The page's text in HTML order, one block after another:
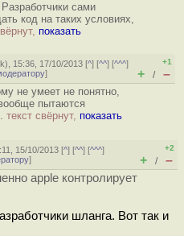
сами
код на таких условиях,
показать
), 15:36, 17/10/2013 [^] [^^] [^^^]
]
+1
+ / –
не умеет не понятно,
пытаются
текст свёрнут, показать
15/10/2013 [^] [^^] [^^^]
]
+2
+ / –
apple контролирует
шланга. Вот так и